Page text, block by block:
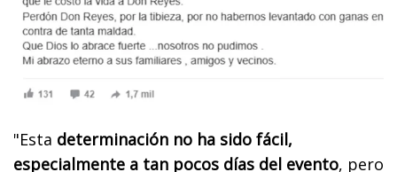
"Esta determinación no ha sido fácil,
especialmente a tan pocos días del evento, pero